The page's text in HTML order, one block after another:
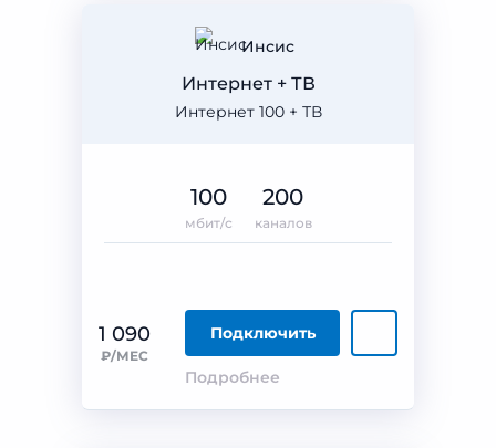
Инсис
Интернет 100 + ТВ
Интернет + ТВ
1 090
₽/МЕС
Подключить
Подробнее
100
мбит/с
200
каналов